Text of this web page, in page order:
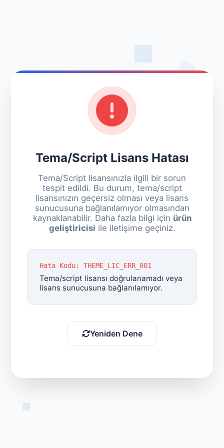
Tema/Script Lisans Hatası
Tema/Script lisansınızla ilgili bir sorun
tespit edildi. Bu durum, tema/script
lisansınızın geçersiz olması veya lisans
sunucusuna bağlanılamıyor olmasından
kaynaklanabilir. Daha fazla bilgi için ürün
geliştiricisi ile iletişime geçiniz.
Hata Kodu: THEME_LIC_ERR_001
Tema/script lisansı doğrulanamadı veya
lisans sunucusuna bağlanılamıyor.
Yeniden Dene